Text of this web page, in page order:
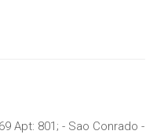
Apt: 801; - Sao Conrado -